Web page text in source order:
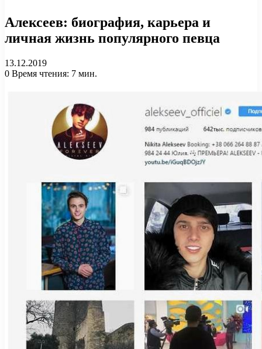
Алексеев: биография, карьера и
личная жизнь популярного певца
13.12.2019
0 Время чтения: 7 мин.